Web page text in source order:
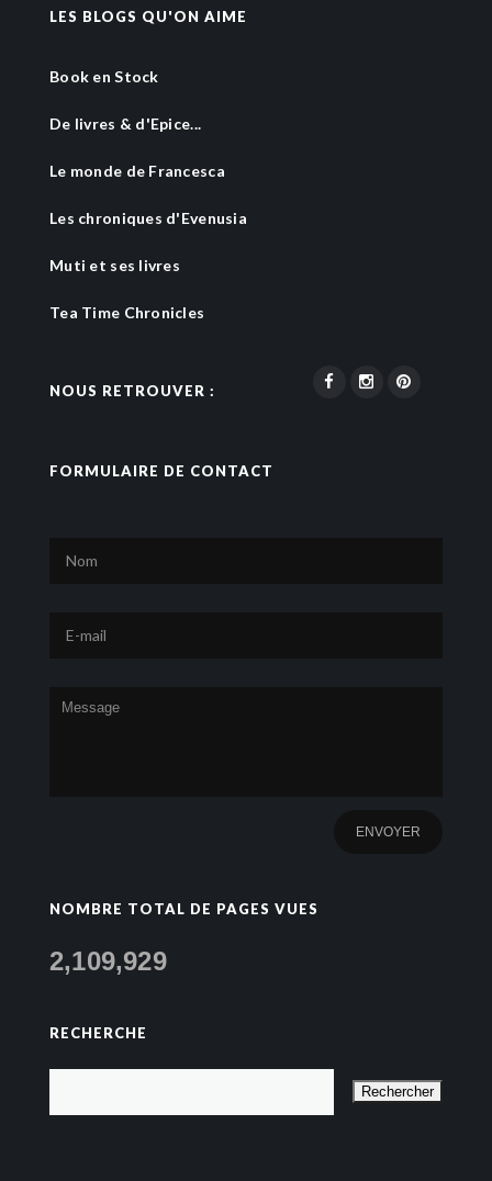
LES BLOGS QU'ON AIME
Book en Stock
De livres & d'Epice...
Le monde de Francesca
Les chroniques d'Evenusia
Muti et ses livres
Tea Time Chronicles
NOUS RETROUVER :
FORMULAIRE DE CONTACT
NOMBRE TOTAL DE PAGES VUES
2,109,929
RECHERCHE